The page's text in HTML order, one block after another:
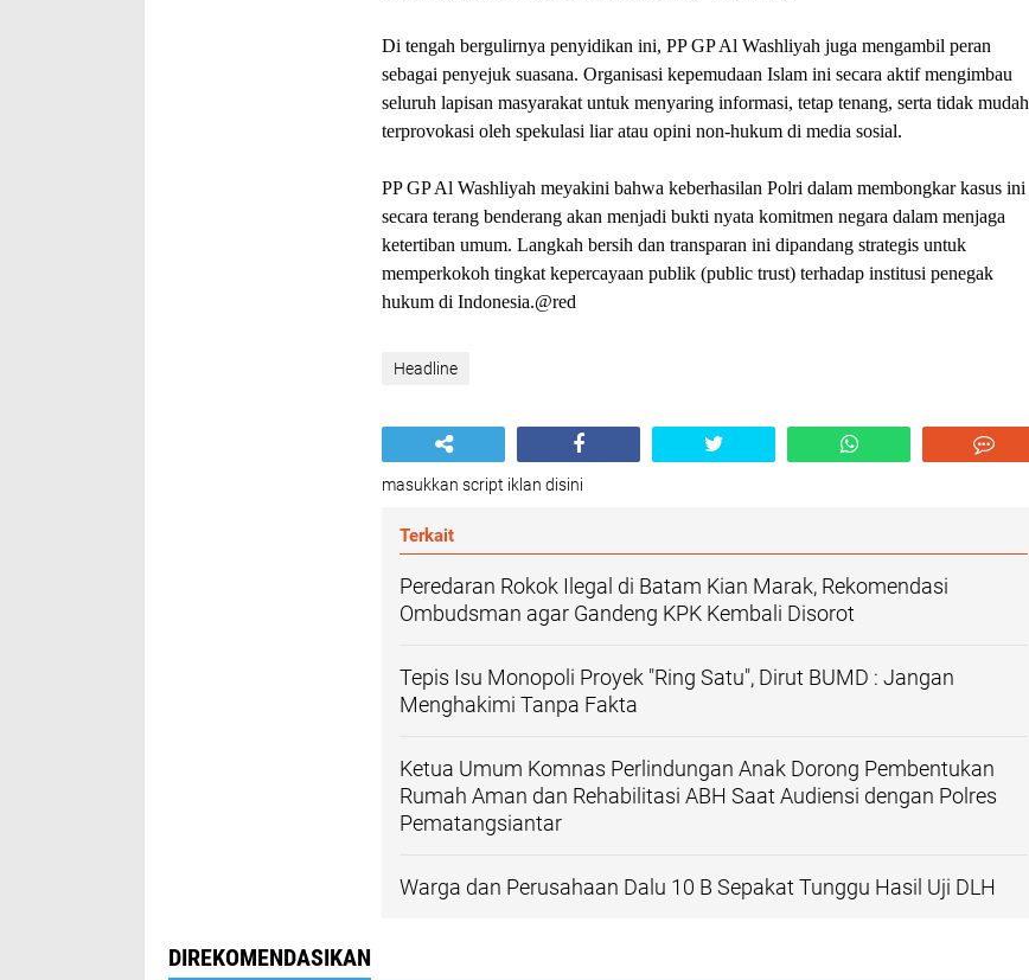
Di tengah bergulirnya penyidikan ini, PP GP Al Washliyah juga mengambil peran
sebagai penyejuk suasana. Organisasi kepemudaan Islam ini secara aktif mengimbau
seluruh lapisan masyarakat untuk menyaring informasi, tetap tenang, serta tidak mudah
terprovokasi oleh spekulasi liar atau opini non-hukum di media sosial.
PP GP Al Washliyah meyakini bahwa keberhasilan Polri dalam membongkar kasus ini
secara terang benderang akan menjadi bukti nyata komitmen negara dalam menjaga
ketertiban umum. Langkah bersih dan transparan ini dipandang strategis untuk
memperkokoh tingkat kepercayaan publik (public trust) terhadap institusi penegak
hukum di Indonesia.@red
Headline
masukkan script iklan disini
Terkait
Peredaran Rokok Ilegal di Batam Kian Marak, Rekomendasi
Ombudsman agar Gandeng KPK Kembali Disorot
Tepis Isu Monopoli Proyek "Ring Satu", Dirut BUMD : Jangan
Menghakimi Tanpa Fakta
Ketua Umum Komnas Perlindungan Anak Dorong Pembentukan
Rumah Aman dan Rehabilitasi ABH Saat Audiensi dengan Polres
Pematangsiantar
Warga dan Perusahaan Dalu 10 B Sepakat Tunggu Hasil Uji DLH
DIREKOMENDASIKAN